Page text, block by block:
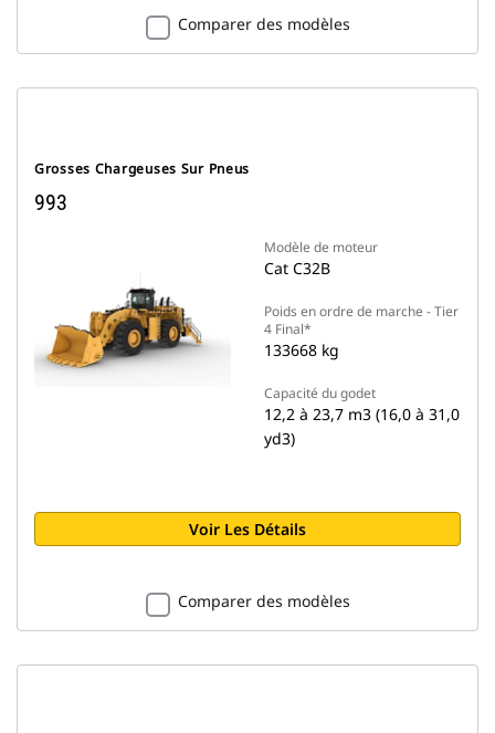
Comparer des modèles
Grosses Chargeuses Sur Pneus
993
Modèle de moteur
Cat C32B
Poids en ordre de marche - Tier
4 Final*
133668 kg
Capacité du godet
12,2 à 23,7 m3 (16,0 à 31,0
yd3)
Voir Les Détails
Comparer des modèles